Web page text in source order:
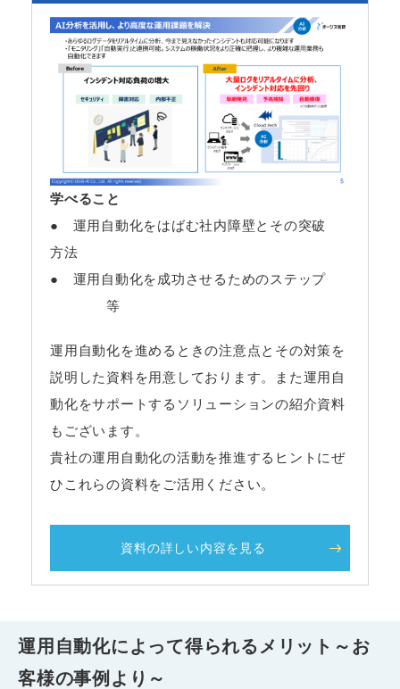
学べること
● 運用自動化をはばむ社内障壁とその突破
方法
● 運用自動化を成功させるためのステップ
等
運用自動化を進めるときの注意点とその対策を
説明した資料を用意しております。また運用自
動化をサポートするソリューションの紹介資料
もございます。
貴社の運用自動化の活動を推進するヒントにぜ
ひこれらの資料をご活用ください。
資料の詳しい内容を見る
運用自動化によって得られるメリット～お
客様の事例より～